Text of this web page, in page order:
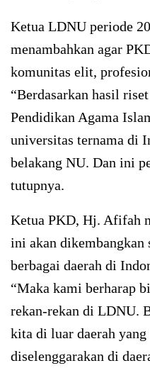
Ketua LDNU periode
menambahkan agar
komunitas elit,
“Berdasarkan hasil
Pendidikan Agama
universitas ternama di
belakang NU. Dan ini
tutupnya.
Ketua PKD, Hj. Afifah
ini akan dikembangkan
berbagai daerah di
“Maka kami berharap
rekan-rekan di LDNU.
kita di luar daerah
diselenggarakan di